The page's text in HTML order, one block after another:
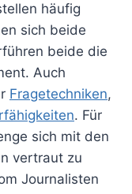
häufig
sich beide
beide die
Auch
Fragetechniken,
. Für
sich mit den
vertraut zu
Journalisten